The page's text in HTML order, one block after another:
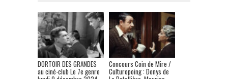
DORTOIR DES GRANDES
au ciné-club Le 7e genre
Concours Coin de Mire /
Culturopoing : Denys de